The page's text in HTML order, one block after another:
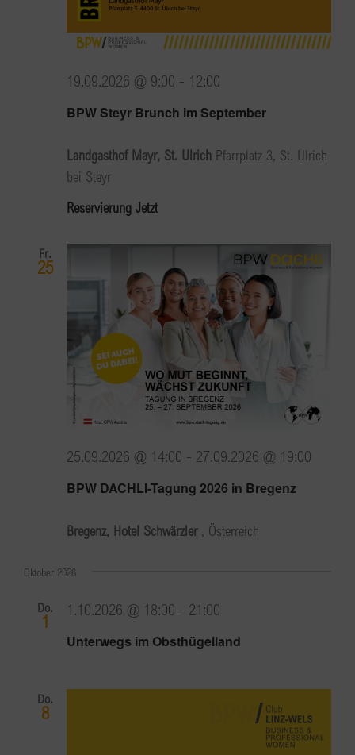
BPW Steyr Brunch im September
19.09.2026 @ 9:00 - 12:00
Landgasthof Mayr, St. Ulrich Pfarrplatz 3, St. Ulrich
bei Steyr
Reservierung Jetzt
Fr.
25
BPW DACHLI-Tagung 2026 in Bregenz
25.09.2026 @ 14:00 - 27.09.2026 @ 19:00
Bregenz, Hotel Schwärzler , Österreich
Oktober 2026
Do.
1
Unterwegs im Obsthügelland
1.10.2026 @ 18:00 - 21:00
Do.
8